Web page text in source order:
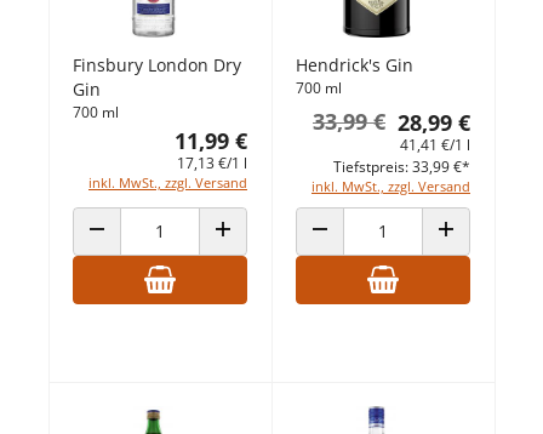
Finsbury London Dry
Gin
700 ml
11,99 €
17,13 €/1 l
inkl. MwSt., zzgl. Versand
ANZAHL VERRINGERNANZAHL ERHÖHEN
Hendrick's Gin
700 ml
28,99 €
33,99 €
41,41 €/1 l
inkl. MwSt., zzgl. Versand
Tiefstpreis: 33,99 €*
ANZAHL VERRINGERNANZAHL